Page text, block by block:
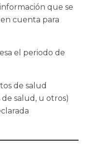
que se
cuenta para
el periodo de
de salud
salud, u otros)